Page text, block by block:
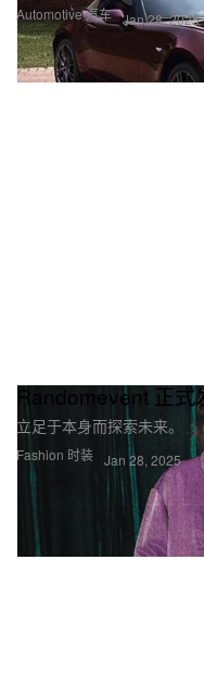
Automotive 汽车 Jan 28, 2025
Fashion 时装
Randomevent 正式
立足于本身而探索未来。
Jan 28, 2025